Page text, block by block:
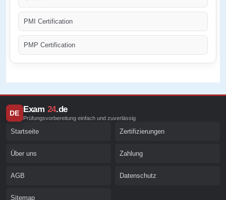
PMI Certification
PMP Certification
DE Exam 24.de
Prüfungsvorbereitung einfach und zuverlässig
Startseite Zertifizierungen
Über uns Zahlung
AGB Datenschutz
Sitemap